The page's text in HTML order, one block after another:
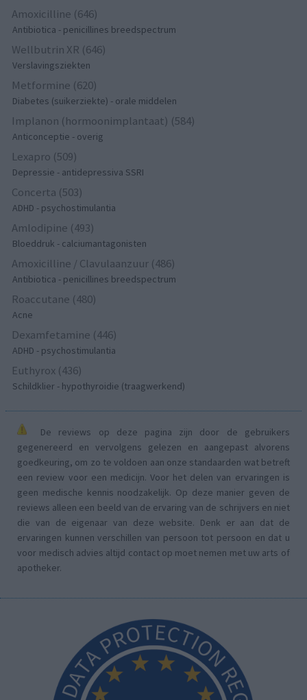
Amoxicilline (646)
Antibiotica - penicillines breedspectrum
Wellbutrin XR (646)
Verslavingsziekten
Metformine (620)
Diabetes (suikerziekte) - orale middelen
Implanon (hormoonimplantaat) (584)
Anticonceptie - overig
Lexapro (509)
Depressie - antidepressiva SSRI
Concerta (503)
ADHD - psychostimulantia
Amlodipine (493)
Bloeddruk - calciumantagonisten
Amoxicilline / Clavulaanzuur (486)
Antibiotica - penicillines breedspectrum
Roaccutane (480)
Acne
Dexamfetamine (446)
ADHD - psychostimulantia
Euthyrox (436)
Schildklier - hypothyroidie (traagwerkend)
De reviews op deze pagina zijn door de gebruikers
gegenereerd en vervolgens gelezen en aangepast alvorens
goedkeuring, om zo te voldoen aan onze standaarden wat betreft
een review voor een medicijn. Voor het delen van ervaringen is
geen medische kennis noodzakelijk. Op deze manier geven de
reviews alleen een beeld van de ervaring van de schrijvers en niet
die van de eigenaar van deze website. Denk er aan dat de
ervaringen kunnen verschillen van persoon tot persoon en dat u
voor medisch advies altijd contact op moet nemen met uw arts of
apotheker.